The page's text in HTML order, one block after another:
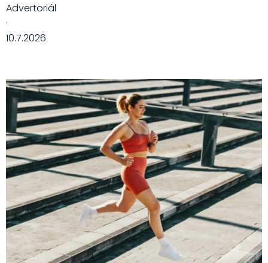
Advertoriál
·
10.7.2026